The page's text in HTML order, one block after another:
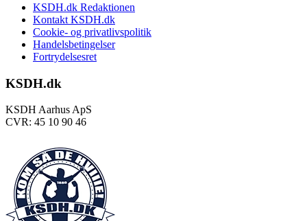
KSDH.dk Redaktionen
Kontakt KSDH.dk
Cookie- og privatlivspolitik
Handelsbetingelser
Fortrydelsesret
KSDH.dk
KSDH Aarhus ApS
CVR: 45 10 90 46